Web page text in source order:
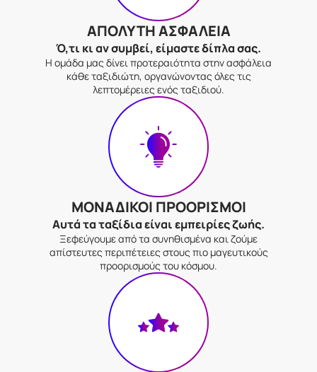
ΑΠΟΛΥΤΗ ΑΣΦΑΛΕΙΑ
Ό,τι κι αν συμβεί, είμαστε δίπλα σας.
Η ομάδα μας δίνει προτεραιότητα στην ασφάλεια
κάθε ταξιδιώτη, οργανώνοντας όλες τις
λεπτομέρειες ενός ταξιδιού.
ΜΟΝΑΔΙΚΟΙ ΠΡΟΟΡΙΣΜΟΙ
Αυτά τα ταξίδια είναι εμπειρίες ζωής.
Ξεφεύγουμε από τα συνηθισμένα και ζούμε
απίστευτες περιπέτειες στους πιο μαγευτικούς
προορισμούς του κόσμου.